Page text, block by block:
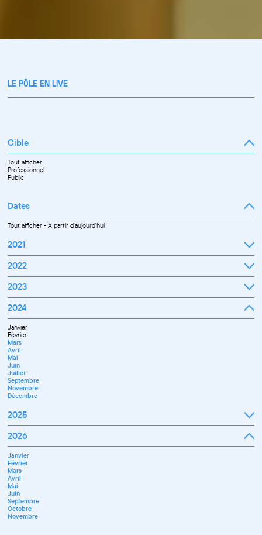
LE PÔLE EN LIVE
Cible
Tout afficher
Professionnel
Public
Dates
Tout afficher-À partir d'aujourd'hui
2021
Septembre
Novembre
Décembre
2022
Janvier
Mars
Avril
Juin
Juillet
Septembre
Octobre
Novembre
Décembre
2023
Janvier
Mars
Avril
Mai
Juin
Septembre
Octobre
Novembre
Décembre
2024
Janvier
Février
Mars
Avril
Mai
Juin
Juillet
Septembre
Novembre
Décembre
2025
Janvier
Février
Mars
Avril
Mai
Juin
Juillet
Septembre
Octobre
Novembre
Décembre
2026
Janvier
Février
Mars
Avril
Mai
Juin
Septembre
Octobre
Novembre